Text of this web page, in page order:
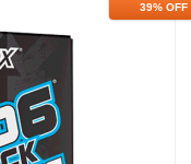
39% OFF